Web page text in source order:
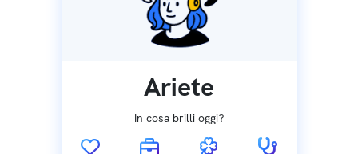
Ariete
In cosa brilli oggi?